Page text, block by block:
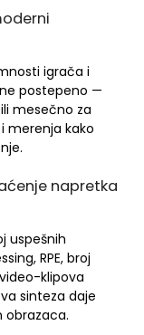
igrača i
postepeno —
mesečno za
merenja kako
napretka
uspešnih
RPE, broj
klipova
sinteza daje
obrazaca.